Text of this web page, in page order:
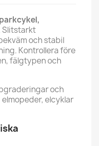
Slitstarkt
och stabil
Kontrollera före
fälgtypen och
och
elcyklar